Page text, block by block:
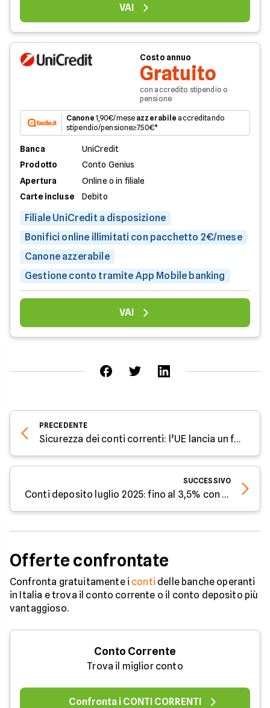
VAI
Costo annuo
Gratuito
con accredito stipendio o
pensione
Canone 1,90€/mese azzerabile accreditando
stipendio/pensione≥750€*
Banca
UniCredit
Prodotto
Conto Genius
Apertura
Online o in filiale
Carte incluse
Debito
Filiale UniCredit a disposizione
Bonifici online illimitati con pacchetto 2€/mese
Canone azzerabile
Gestione conto tramite App Mobile banking
VAI
PRECEDENTE
Sicurezza dei conti correnti: l’UE lancia un fondo anti-crisi
SUCCESSIVO
Conti deposito luglio 2025: fino al 3,5% con eToro, Banca Progetto e Mediocredito Centrale
Offerte confrontate
Confronta gratuitamente i conti delle banche operanti
in Italia e trova il conto corrente o il conto deposito più
vantaggioso.
Conto Corrente
Trova il miglior conto
Confronta i CONTI CORRENTI